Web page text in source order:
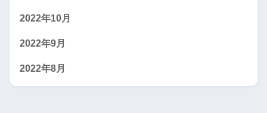
2022年10月
2022年9月
2022年8月